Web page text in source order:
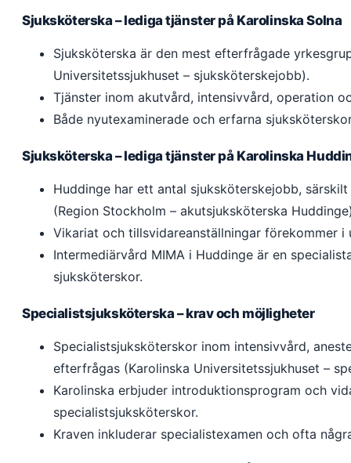
Sjuksköterska – lediga tjänster på Karolinska Solna
Sjuksköterska är den mest efterfrågade
Universitetssjukhuset – sjuksköterskejobb).
Tjänster inom akutvård, intensivvård, operation
Både nyutexaminerade och erfarna
Sjuksköterska – lediga tjänster på Karolinska
Huddinge har ett antal sjuksköterskejobb,
(Region Stockholm – akutsjuksköterska
Vikariat och tillsvidareanställningar förekommer
Intermediärvård MIMA i Huddinge är en
sjuksköterskor.
Specialistsjuksköterska – krav och möjligheter
Specialistsjuksköterskor inom intensivvård,
efterfrågas (Karolinska Universitetssjukhuset –
Karolinska erbjuder introduktionsprogram och
specialistsjuksköterskor.
Kraven inkluderar specialistexamen och ofta